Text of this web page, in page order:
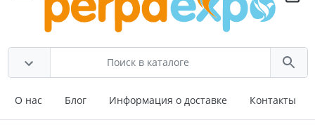
О нас Блог Информация о доставке Контакты